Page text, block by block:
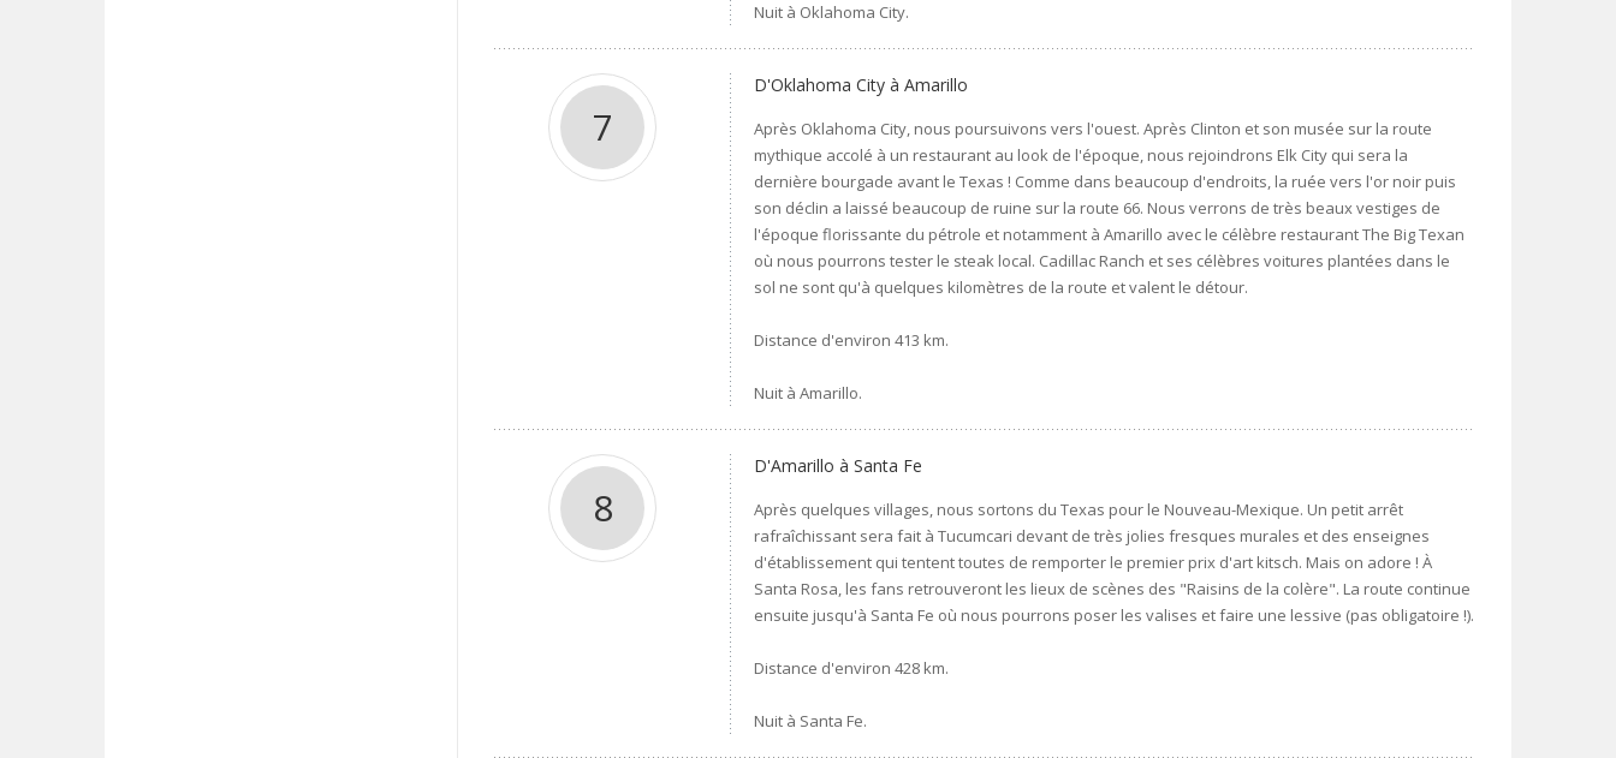
Nuit à Oklahoma City.
7
D'Oklahoma City à Amarillo
Après Oklahoma City, nous poursuivons vers l'ouest. Après Clinton et son musée sur la route
mythique accolé à un restaurant au look de l'époque, nous rejoindrons Elk City qui sera la
dernière bourgade avant le Texas ! Comme dans beaucoup d'endroits, la ruée vers l'or noir puis
son déclin a laissé beaucoup de ruine sur la route 66. Nous verrons de très beaux vestiges de
l'époque florissante du pétrole et notamment à Amarillo avec le célèbre restaurant The Big Texan
où nous pourrons tester le steak local. Cadillac Ranch et ses célèbres voitures plantées dans le
sol ne sont qu'à quelques kilomètres de la route et valent le détour.
Distance d'environ 413 km.
Nuit à Amarillo.
8
D'Amarillo à Santa Fe
Après quelques villages, nous sortons du Texas pour le Nouveau-Mexique. Un petit arrêt
rafraîchissant sera fait à Tucumcari devant de très jolies fresques murales et des enseignes
d'établissement qui tentent toutes de remporter le premier prix d'art kitsch. Mais on adore ! À
Santa Rosa, les fans retrouveront les lieux de scènes des "Raisins de la colère". La route continue
ensuite jusqu'à Santa Fe où nous pourrons poser les valises et faire une lessive (pas obligatoire !).
Distance d'environ 428 km.
Nuit à Santa Fe.